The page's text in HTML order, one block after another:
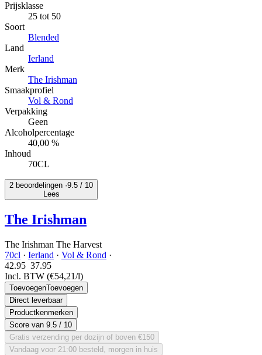
Prijsklasse
25 tot 50
Soort
Blended
Land
Ierland
Merk
The Irishman
Smaakprofiel
Vol & Rond
Verpakking
Geen
Alcoholpercentage
40,00 %
Inhoud
70CL
2 beoordelingen ·9.5 / 10
Lees
The Irishman
The Irishman The Harvest
70cl · Ierland · Vol & Rond ·
42.95 37.95
Incl. BTW (€54,21/l)
ToevoegenToevoegen
Direct leverbaar
Productkenmerken
Score van 9.5 / 10
Gratis verzending per dozijn of boven €150
Vandaag voor 21:00 besteld, morgen in huis